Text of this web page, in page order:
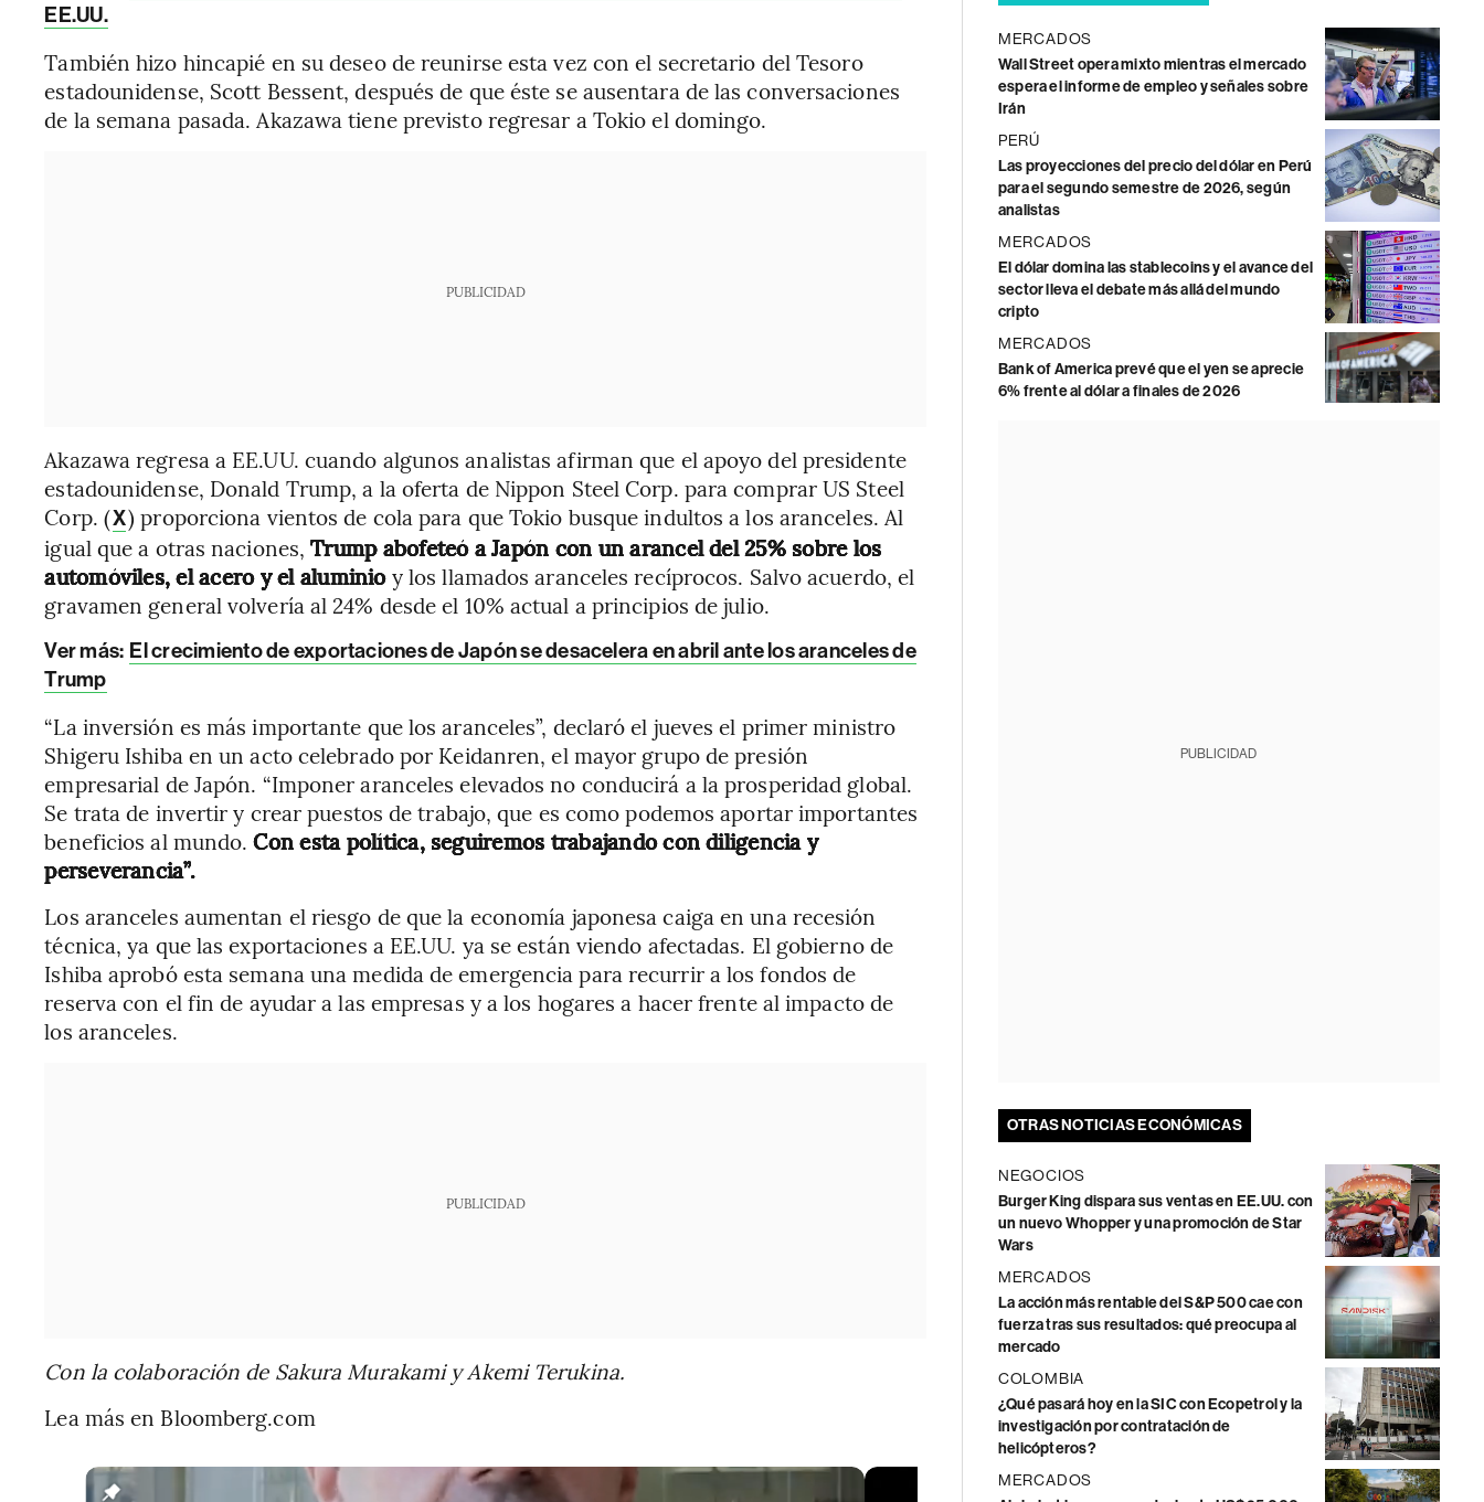
EE.UU.
También hizo hincapié en su deseo de reunirse esta vez con el secretario del Tesoro
estadounidense, Scott Bessent, después de que éste se ausentara de las conversaciones
de la semana pasada. Akazawa tiene previsto regresar a Tokio el domingo.
PUBLICIDAD
Akazawa regresa a EE.UU. cuando algunos analistas afirman que el apoyo del presidente
estadounidense, Donald Trump, a la oferta de Nippon Steel Corp. para comprar US Steel
Corp. (X) proporciona vientos de cola para que Tokio busque indultos a los aranceles. Al
igual que a otras naciones,Trump abofeteó a Japón con un arancel del 25% sobre los
automóviles, el acero y el aluminioy los llamados aranceles recíprocos. Salvo acuerdo, el
gravamen general volvería al 24% desde el 10% actual a principios de julio.
Ver más: El crecimiento de exportaciones de Japón se desacelera en abril ante los aranceles de
Trump
“La inversión es más importante que los aranceles”, declaró el jueves el primer ministro
Shigeru Ishiba en un acto celebrado por Keidanren, el mayor grupo de presión
empresarial de Japón. “Imponer aranceles elevados no conducirá a la prosperidad global.
Se trata de invertir y crear puestos de trabajo, que es como podemos aportar importantes
beneficios al mundo.Con esta política, seguiremos trabajando con diligencia y
perseverancia”.
Los aranceles aumentan el riesgo de que la economía japonesa caiga en una recesión
técnica, ya que las exportaciones a EE.UU. ya se están viendo afectadas. El gobierno de
Ishiba aprobó esta semana una medida de emergencia para recurrir a los fondos de
reserva con el fin de ayudar a las empresas y a los hogares a hacer frente al impacto de
los aranceles.
PUBLICIDAD
Con la colaboración de Sakura Murakami y Akemi Terukina.
Lea más en Bloomberg.com
MERCADOS
Wall Street opera mixto mientras el mercado
espera el informe de empleo y señales sobre
Irán
PERÚ
Las proyecciones del precio del dólar en Perú
para el segundo semestre de 2026, según
analistas
MERCADOS
El dólar domina las stablecoins y el avance del
sector lleva el debate más allá del mundo
cripto
MERCADOS
Bank of America prevé que el yen se aprecie
6% frente al dólar a finales de 2026
PUBLICIDAD
OTRAS NOTICIAS ECONÓMICAS
NEGOCIOS
Burger King dispara sus ventas en EE.UU. con
un nuevo Whopper y una promoción de Star
Wars
MERCADOS
La acción más rentable del S&P 500 cae con
fuerza tras sus resultados: qué preocupa al
mercado
COLOMBIA
¿Qué pasará hoy en la SIC con Ecopetrol y la
investigación por contratación de
helicópteros?
MERCADOS